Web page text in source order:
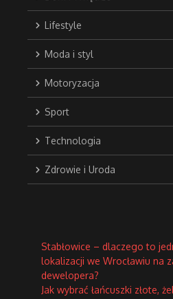
Lifestyle
Moda i styl
Motoryzacja
Sport
Technologia
Zdrowie i Uroda
Stabłowice – dlaczego to
lokalizacji we Wrocławiu na
dewelopera?
Jak wybrać łańcuszki złote,